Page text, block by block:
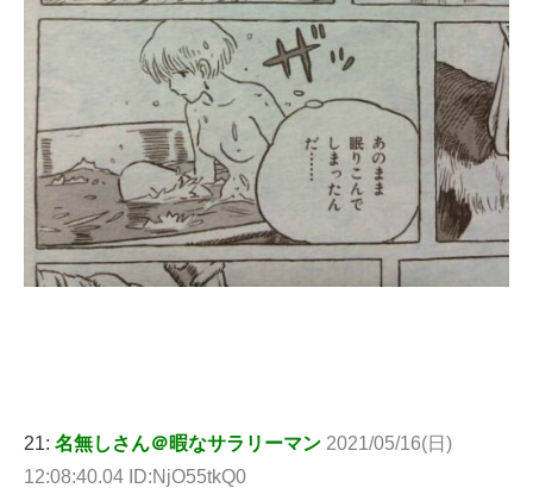
21: 名無しさん＠暇なサラリーマン 2021/05/16(日)
12:08:40.04 ID:NjO55tkQ0